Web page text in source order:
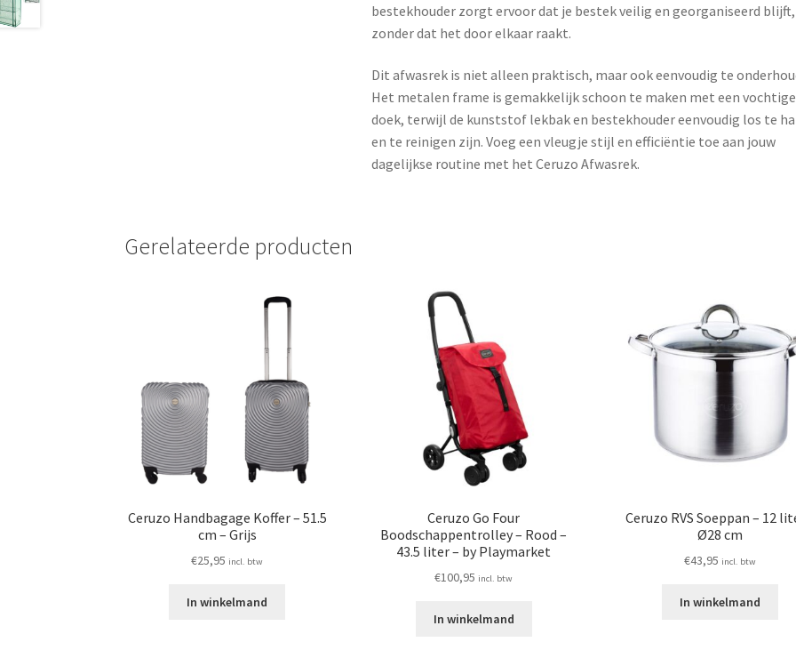
bestekhouder zorgt ervoor dat je bestek veilig en georganiseerd blijft,
zonder dat het door elkaar raakt.
Dit afwasrek is niet alleen praktisch, maar ook eenvoudig te
Het metalen frame is gemakkelijk schoon te maken met een vochtige
doek, terwijl de kunststof lekbak en bestekhouder eenvoudig los te
en te reinigen zijn. Voeg een vleugje stijl en efficiëntie toe aan jouw
dagelijkse routine met het Ceruzo Afwasrek.
Gerelateerde producten
Ceruzo Handbagage Koffer – 51.5
cm – Grijs
€25,95 incl. btw
In winkelmand
Ceruzo Go Four
Boodschappentrolley – Rood –
43.5 liter – by Playmarket
€100,95 incl. btw
In winkelmand
Ceruzo RVS Soeppan – 12
Ø28 cm
€43,95 incl. btw
In winkelmand